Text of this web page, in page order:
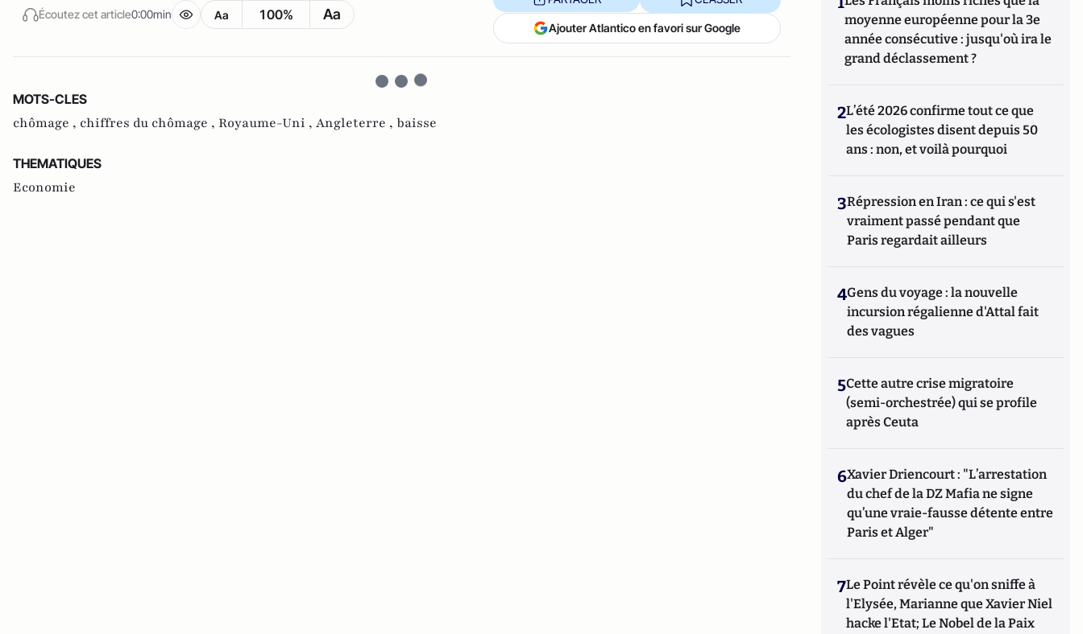
Écoutez cet article0:00min Aa 100% Aa
Ajouter Atlantico en favori sur Google
MOTS-CLES
chômage , chiffres du chômage , Royaume-Uni , Angleterre , baisse
THEMATIQUES
Economie
moyenne européenne pour la 3e
année consécutive : jusqu'où ira le
grand déclassement ?
2L’été 2026 confirme tout ce que
les écologistes disent depuis 50
ans : non, et voilà pourquoi
3Répression en Iran : ce qui s'est
vraiment passé pendant que
Paris regardait ailleurs
4Gens du voyage : la nouvelle
incursion régalienne d'Attal fait
des vagues
5Cette autre crise migratoire
(semi-orchestrée) qui se profile
après Ceuta
6Xavier Driencourt : "L’arrestation
du chef de la DZ Mafia ne signe
qu’une vraie-fausse détente entre
Paris et Alger"
7Le Point révèle ce qu'on sniffe à
l'Elysée, Marianne que Xavier Niel
hacke l'Etat; Le Nobel de la Paix